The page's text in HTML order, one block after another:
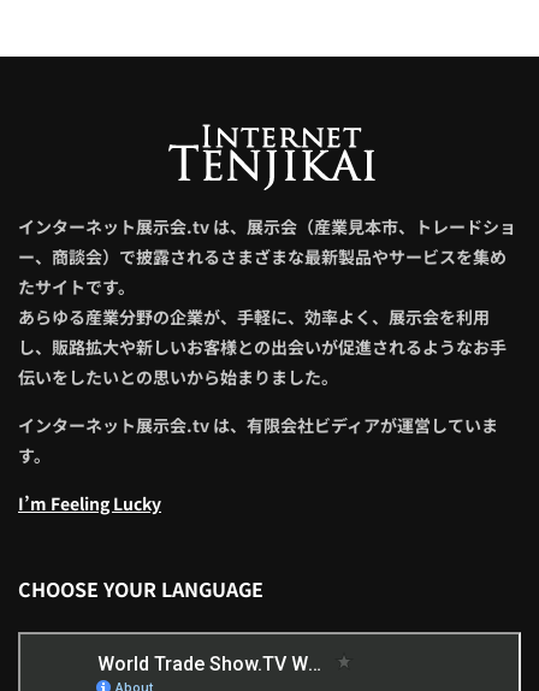
インターネット展示会.tv は、展示会（産業見本市、トレードショ
ー、商談会）で披露されるさまざまな最新製品やサービスを集め
たサイトです。
あらゆる産業分野の企業が、手軽に、効率よく、展示会を利用
し、販路拡大や新しいお客様との出会いが促進されるようなお手
伝いをしたいとの思いから始まりました。
インターネット展示会.tv は、有限会社ビディアが運営していま
す。
I’m Feeling Lucky
CHOOSE YOUR LANGUAGE